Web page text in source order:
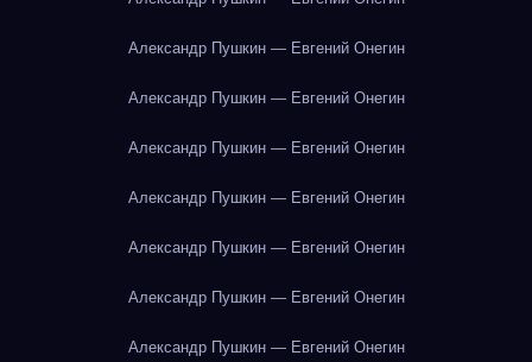
Александр Пушкин — Евгений Онегин
Александр Пушкин — Евгений Онегин
Александр Пушкин — Евгений Онегин
Александр Пушкин — Евгений Онегин
Александр Пушкин — Евгений Онегин
Александр Пушкин — Евгений Онегин
Александр Пушкин — Евгений Онегин